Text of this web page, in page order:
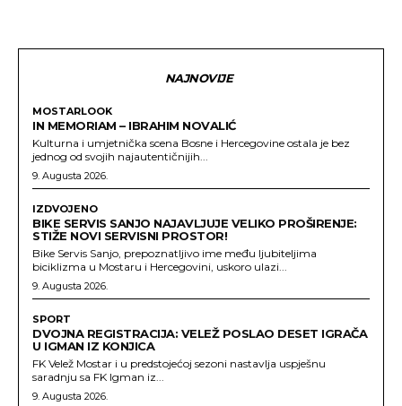
NAJNOVIJE
MOSTARLOOK
IN MEMORIAM – IBRAHIM NOVALIĆ
Kulturna i umjetnička scena Bosne i Hercegovine ostala je bez
jednog od svojih najautentičnijih...
9. Augusta 2026.
IZDVOJENO
BIKE SERVIS SANJO NAJAVLJUJE VELIKO PROŠIRENJE:
STIŽE NOVI SERVISNI PROSTOR!
Bike Servis Sanjo, prepoznatljivo ime među ljubiteljima
biciklizma u Mostaru i Hercegovini, uskoro ulazi...
9. Augusta 2026.
SPORT
DVOJNA REGISTRACIJA: VELEŽ POSLAO DESET IGRAČA
U IGMAN IZ KONJICA
FK Velež Mostar i u predstojećoj sezoni nastavlja uspješnu
saradnju sa FK Igman iz...
9. Augusta 2026.